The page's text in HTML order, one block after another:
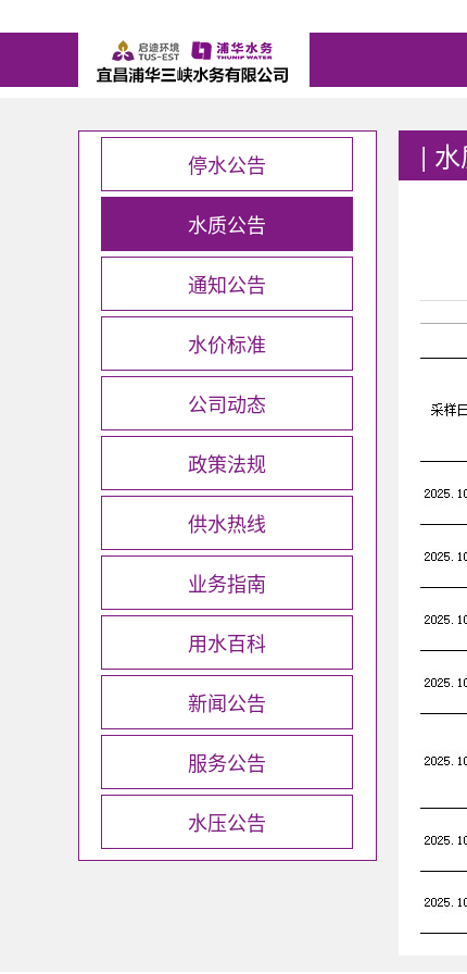
停水公告
水质公告
通知公告
水价标准
公司动态
政策法规
供水热线
业务指南
用水百科
新闻公告
服务公告
水压公告
|